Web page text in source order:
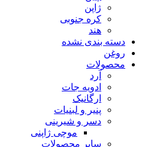
ژاپن
کره جنوبی
هند
دسته بندی نشده
روغن
محصولات
آرد
ادویه جات
ارگانیک
پنیر و لبنیات
دسر و شیرینی
موچی ژاپنی
سایر محصولات